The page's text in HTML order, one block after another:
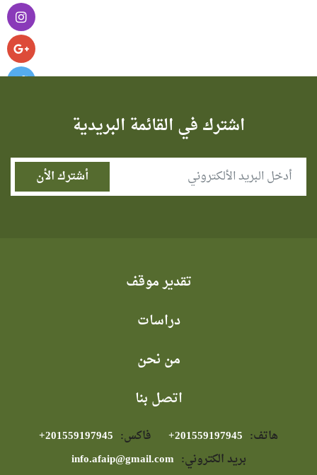
اشترك في القائمة البريدية
تقدير موقف
دراسات
من نحن
اتصل بنا
هاتف: فاكس:
بريد الكتروني: info.afaip@gmail.com